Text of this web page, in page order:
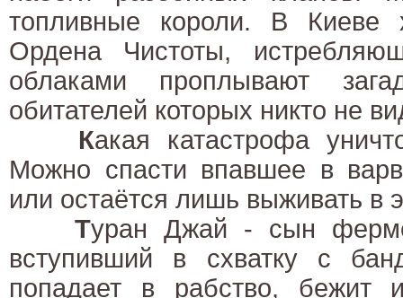
топливные короли. В Киеве
Ордена Чистоты,
облаками проплывают
обитателей которых никто не
Какая катастрофа
Можно спасти впавшее в
или остаётся лишь выживать в
Туран Джай - сын
вступивший в схватку с
попадает в рабство, бежит